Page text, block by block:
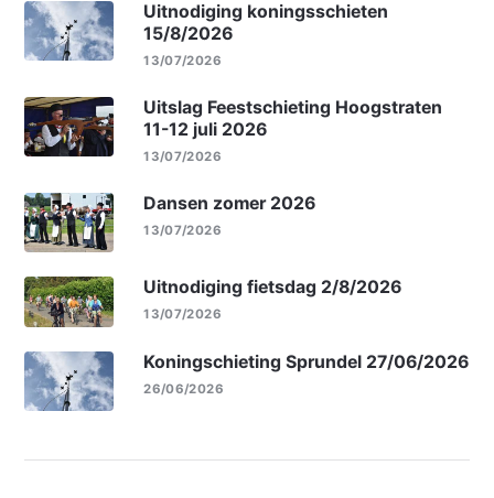
Uitnodiging koningsschieten
15/8/2026
13/07/2026
Uitslag Feestschieting Hoogstraten
11-12 juli 2026
13/07/2026
Dansen zomer 2026
13/07/2026
Uitnodiging fietsdag 2/8/2026
13/07/2026
Koningschieting Sprundel 27/06/2026
26/06/2026